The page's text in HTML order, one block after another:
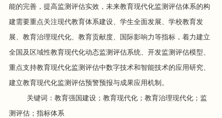
能的完善，提高监测评估实效，未来教育现代化监测评估体系的构
建需要重点关注现代教育体系建设、学生全面发展、学校教育发
展、教育治理现代化、教育贡献度、国际影响力等指标，着力建立
全国及区域性教育现代化动态监测评估系统、开发监测评估模型、
重点支持教育现代化监测评估中数字技术和智能技术的应用研究、
建立教育现代化监测评估预警预报与成果应用机制。
关键词：教育强国建设；教育现代化；教育治理现代化；监
测评估；指标体系